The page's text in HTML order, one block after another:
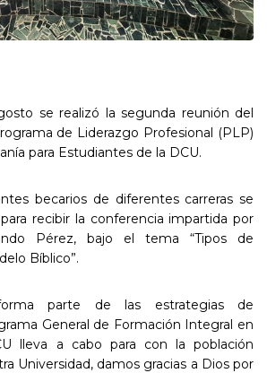
se realizó la segunda reunión del
de Liderazgo Profesional (PLP)
para Estudiantes de la DCU.
becarios de diferentes carreras se
recibir la conferencia impartida por
Pérez, bajo el tema “Tipos de
Bíblico”.
parte de las estrategias de
General de Formación Integral en
lleva a cabo para con la población
Universidad, damos gracias a Dios por